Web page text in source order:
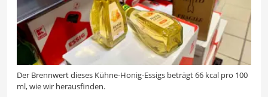
Der Brennwert dieses Kühne-Honig-Essigs beträgt 66 kcal pro 100
ml, wie wir herausfinden.